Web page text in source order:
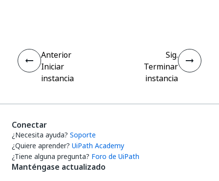
Anterior
Iniciar
instancia
Sig.
Terminar
instancia
Conectar
¿Necesita ayuda? Soporte
¿Quiere aprender? UiPath Academy
¿Tiene alguna pregunta? Foro de UiPath
Manténgase actualizado